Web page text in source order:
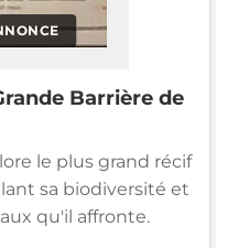
Barrière de
le plus grand récif
sa biodiversité et
qu'il affronte.